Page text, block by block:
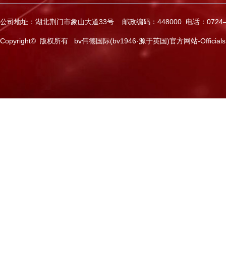
公司地址：湖北荆门市象山大道33号 邮政编码：448000 电话：
Copyright© 版权所有 bv伟德国际(bv1946·源于英国)官方网站-